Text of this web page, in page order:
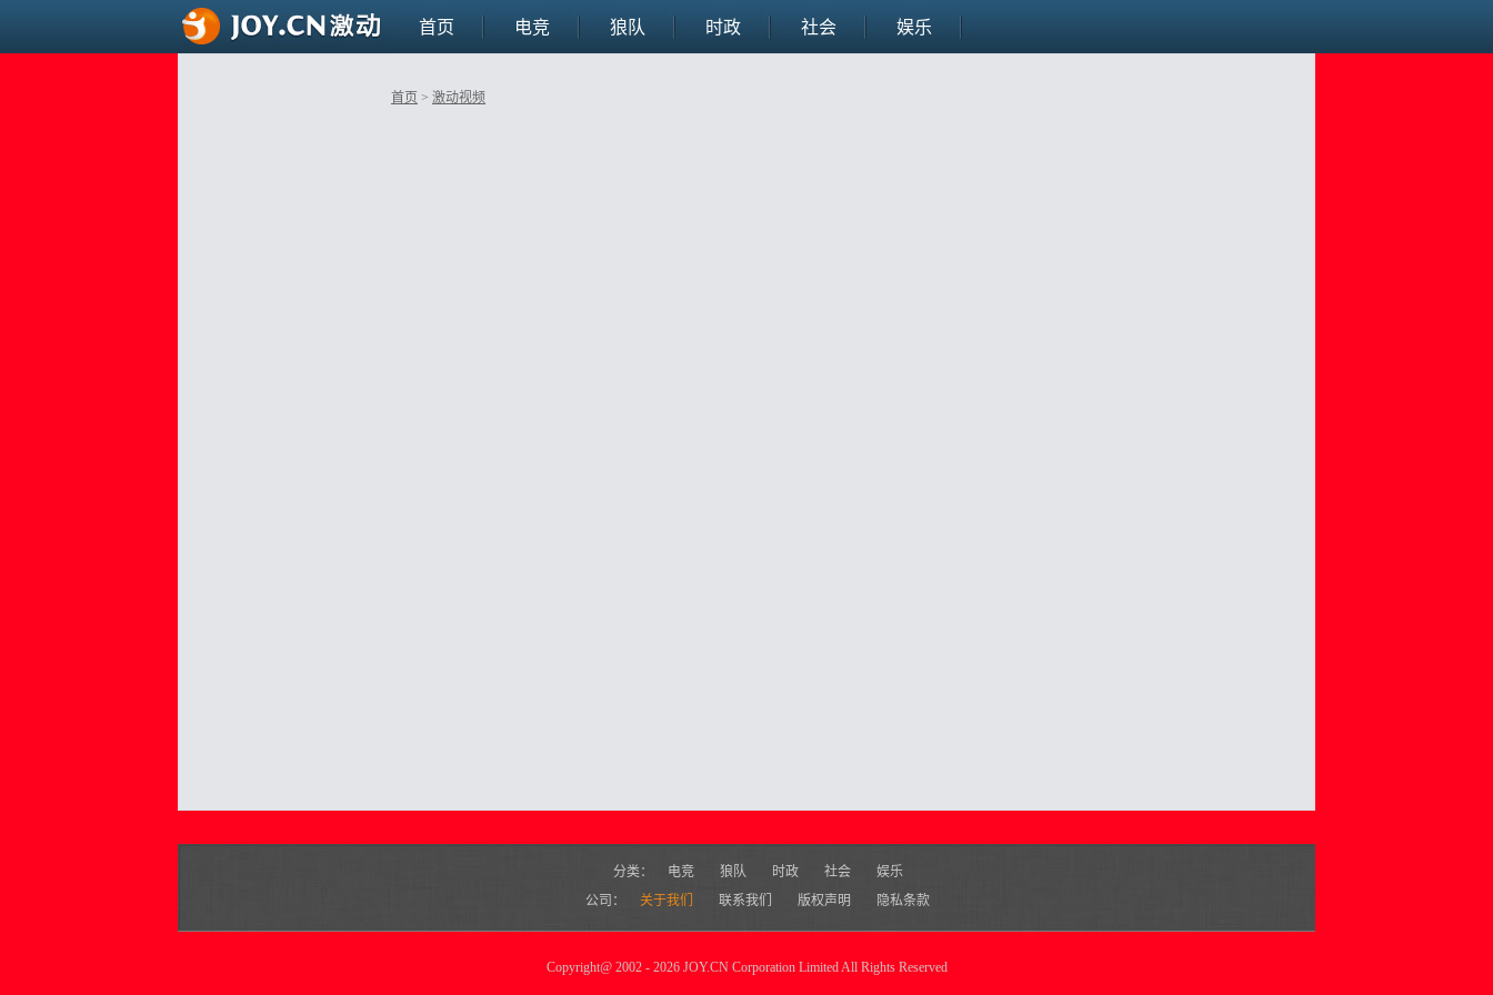
首页 电竞 狼队 时政 社会 娱乐
首页 > 激动视频
分类： 电竞 狼队 时政 社会
娱乐
公司：
关于我们 联系我们 版权声明 隐私条款
Copyright@2002 - 2026 JOY.CN Corporation Limited All Rights Reserved